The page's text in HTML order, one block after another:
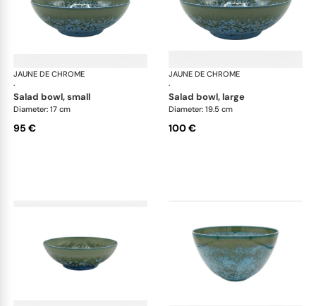
JAUNE DE CHROME
·
Nymphéa
salad bowl, small
Diameter: 17 cm
95 €
JAUNE DE CHROME
·
salad bowl, large
Diameter: 19.5 cm
100 €